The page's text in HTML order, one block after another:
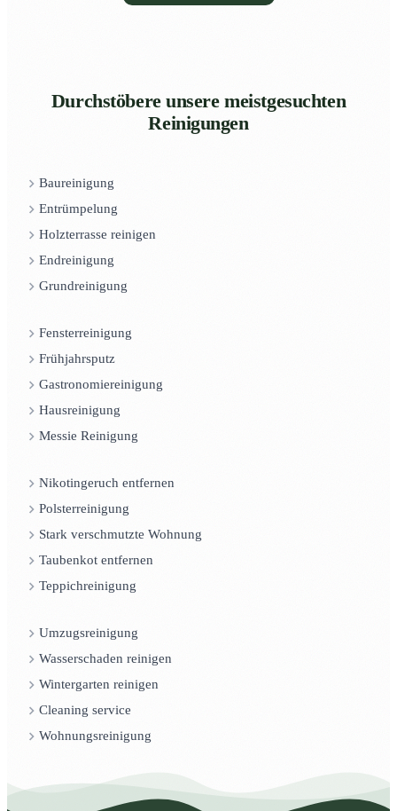
Durchstöbere unsere meistgesuchten
Reinigungen
Baureinigung
Entrümpelung
Holzterrasse reinigen
Endreinigung
Grundreinigung
Fensterreinigung
Frühjahrsputz
Gastronomiereinigung
Hausreinigung
Messie Reinigung
Nikotingeruch entfernen
Polsterreinigung
Stark verschmutzte Wohnung
Taubenkot entfernen
Teppichreinigung
Umzugsreinigung
Wasserschaden reinigen
Wintergarten reinigen
Cleaning service
Wohnungsreinigung